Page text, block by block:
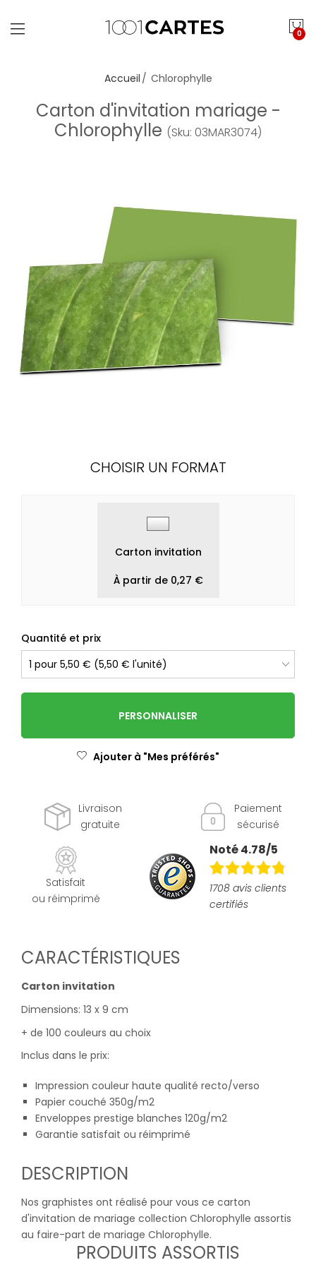
0
Accueil Chlorophylle
Carton d'invitation mariage -
Chlorophylle (Sku: 03MAR3074)
CHOISIR UN FORMAT
Carton invitation
À partir de 0,27 €
Quantité et prix
PERSONNALISER
Ajouter à "Mes préférés"
Livraison
gratuite
Paiement
sécurisé
Satisfait
ou réimprimé
Noté 4.78/5
1708 avis clients
certifiés
CARACTÉRISTIQUES
Carton invitation
Dimensions: 13 x 9 cm
+ de 100 couleurs au choix
Inclus dans le prix:
Impression couleur haute qualité recto/verso
Papier couché 350g/m2
Enveloppes prestige blanches 120g/m2
Garantie satisfait ou réimprimé
DESCRIPTION
Nos graphistes ont réalisé pour vous ce carton
d'invitation de mariage collection Chlorophylle assortis
au faire-part de mariage Chlorophylle.
PRODUITS ASSORTIS